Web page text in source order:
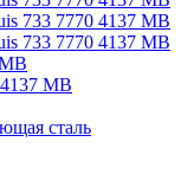
MB
сталь